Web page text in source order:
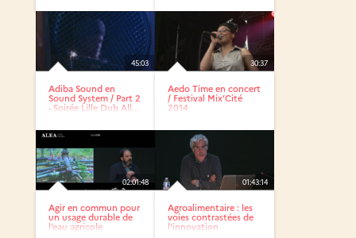
45:03
Adiba Sound en
Sound System / Part 2
- Soirée Lille Dub All...
30:37
Aedo Time en concert
/ Festival Mix’Cité
2014
02:01:48
Agir en commun pour
un usage durable de
l’eau agricole
01:43:14
Agroalimentaire : les
voies contrastées de
l’innovation